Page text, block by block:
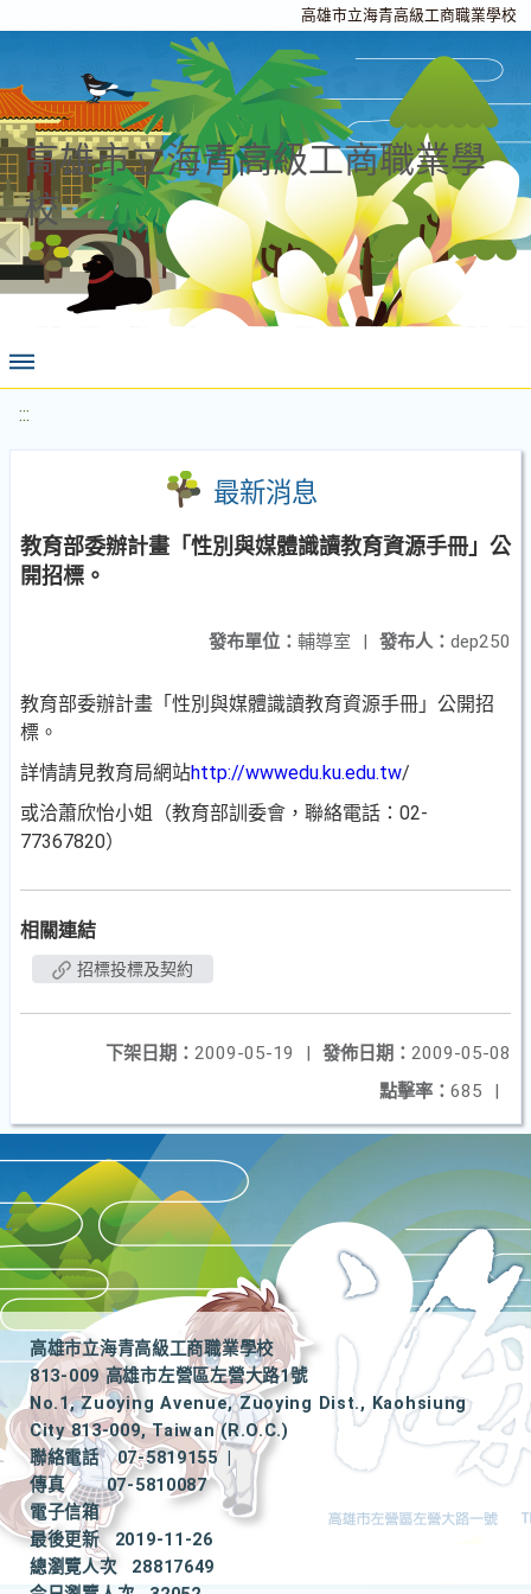
高雄市立海青高級工商職業學校
高雄市立海青高級工商職業學
校
:::
最新消息
教育部委辦計畫「性別與媒體識讀教育資源手冊」公
開招標。
發布人： dep250
發布單位： 輔導室 |
教育部委辦計畫「性別與媒體識讀教育資源手冊」公開招
標。
詳情請見教育局網站http://wwwedu.ku.edu.tw/
或洽蕭欣怡小姐（教育部訓委會，聯絡電話：02-
77367820）
相關連結
招標投標及契約
發佈日期： 2009-05-08
下架日期： 2009-05-19
|
點擊率： 685 |
高雄市立海青高級工商職業學校
813-009 高雄市左營區左營大路1號
No.1, Zuoying Avenue, Zuoying Dist., Kaohsiung
City 813-009, Taiwan (R.O.C.)
聯絡電話
07-5819155
|
傳真
07-5810087
電子信箱
最後更新
2019-11-26
總瀏覽人次
28817649